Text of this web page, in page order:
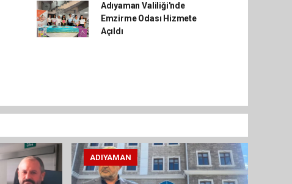
Adıyaman Valiliği'nde
Emzirme Odası Hizmete
Açıldı
ADIYAMAN